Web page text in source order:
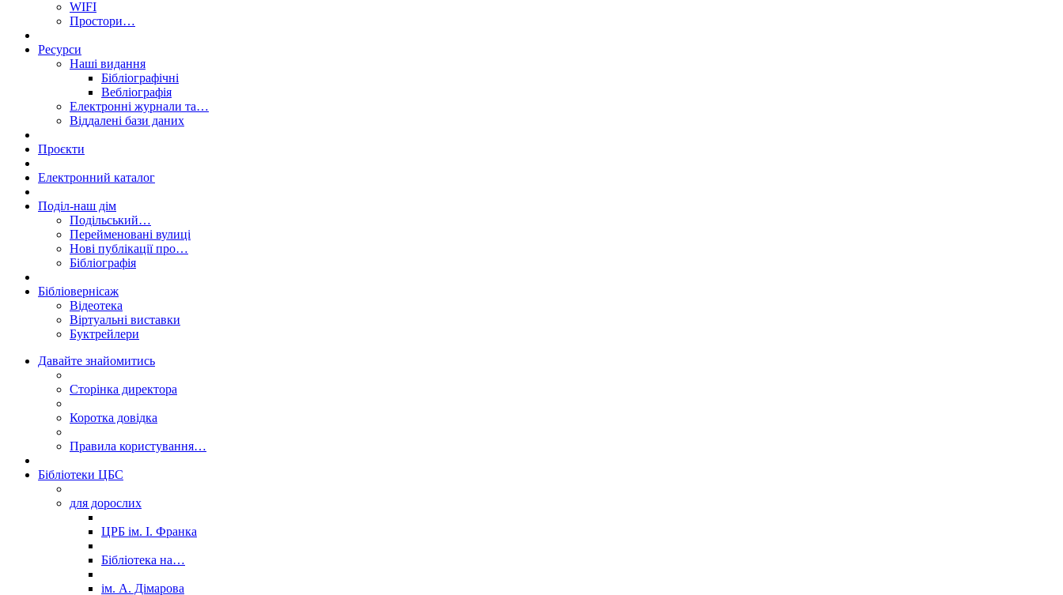
WIFI
Простори…
Ресурси
Наші видання
Бібліографічні
Вебліографія
Електронні журнали та…
Віддалені бази даних
Проєкти
Електронний каталог
Поділ-наш дім
Подільський…
Перейменовані вулиці
Нові публікації про…
Бібліографія
Бібліовернісаж
Відеотека
Віртуальні виставки
Буктрейлери
Давайте знайомитись
Сторінка директора
Коротка довідка
Правила користування…
Бібліотеки ЦБС
для дорослих
ЦРБ ім. І. Франка
Бібліотека на…
ім. А. Дімарова